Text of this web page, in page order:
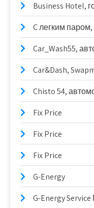
Business Hotel,
C легким
Car_Wash55,
Car&Dash,
Chisto 54,
Fix Price
Fix Price
Fix Price
G-Energy
G-Energy